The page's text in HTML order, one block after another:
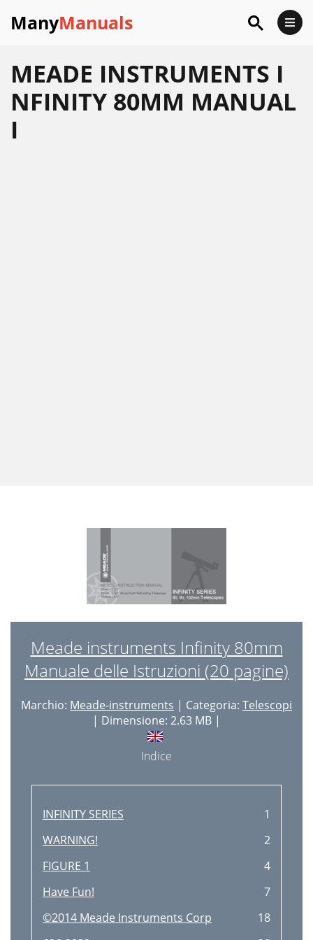
ManyManuals
MEADE INSTRUMENTS I
NFINITY 80MM MANUAL
I
Meade instruments Infinity 80mm
Manuale delle Istruzioni (20 pagine)
Marchio: Meade-instruments | Categoria: Telescopi
| Dimensione: 2.63 MB |
Indice
INFINITY SERIES
1
WARNING!
2
FIGURE 1
4
Have Fun!
7
©2014 Meade Instruments Corp
18